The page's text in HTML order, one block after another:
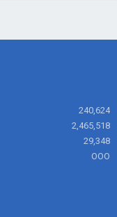
240,624
2,465,518
29,348
ООО